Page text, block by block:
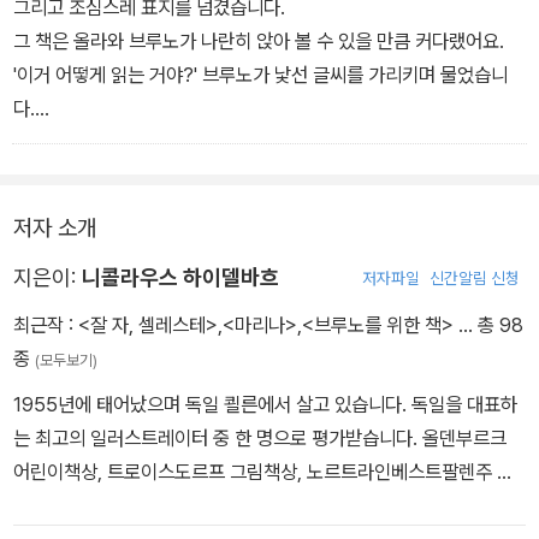
그리고 조심스레 표지를 넘겼습니다.
그 책은 올라와 브루노가 나란히 앉아 볼 수 있을 만큼 커다랬어요.
'이거 어떻게 읽는 거야?' 브루노가 낯선 글씨를 가리키며 물었습니
다.
'내가 읽어 줄게. 잘 들어 봐.'
저자 소개
지은이: 니콜라우스 하이델바흐 저자파일 신간알림 신청
최근작 : <잘 자, 셀레스테>,<마리나>,<브루노를 위한 책> … 총 98
종 (모두보기)
1955년에 태어났으며 독일 쾰른에서 살고 있습니다. 독일을 대표하
는 최고의 일러스트레이터 중 한 명으로 평가받습니다. 올덴부르크
어린이책상, 트로이스도르프 그림책상, 노르트라인베스트팔렌주 그